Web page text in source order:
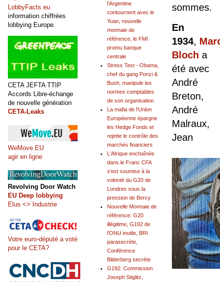
sommes.
En
1934,
Bloch a
été avec
André
Breton,
André
Malraux,
Jean
l'Argentine
contournent avec le
Yuan, nouvelle
monnaie de
référence, le FMI
promu banque
centrale
Stress Test - Obama,
chef du gang Ponzi &
Bush, manipule les
normes comptables
de son organisation
La mafia de l'Union
Européenne épargne
les Hedge Fonds et
rejette le contrôle des
marchés financiers
L'Afrique enchaînée
dans le Franc CFA
s'est soumise à la
volonté du G20 de
Londres sous la
pression de Bercy
Nouvelle Monnaie de
référence: G20
illégitime, G192 de
l'ONU inutile, BRI
parasecrète,
Conférence
Bilderberg secrète
G192: Commission
Joseph Stiglitz,
LobbyFacts.eu
information chiffrées
lobbying Europe.
CETA JEFTA TTIP
Accords Libre-échange
de nouvelle génération
CETA-Leaks
WeMove.EU
agir en ligne
Revolving Door Watch
EU Deep lobbying
Elus <> Industrie
Votre euro-député a voté
pour le CETA?